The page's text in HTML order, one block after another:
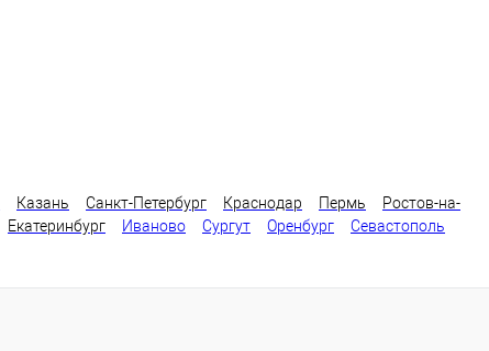
Казань Санкт-Петербург Краснодар Пермь
Ростов-на-
Екатеринбург Иваново Сургут Оренбург
Севастополь